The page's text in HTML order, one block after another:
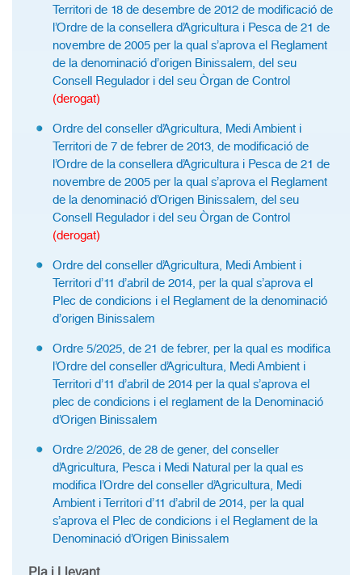
Territori de 18 de desembre de 2012 de modificació de
l’Ordre de la consellera d’Agricultura i Pesca de 21 de
novembre de 2005 per la qual s’aprova el Reglament
de la denominació d’origen Binissalem, del seu
Consell Regulador i del seu Òrgan de Control
(derogat)
Ordre del conseller d’Agricultura, Medi Ambient i
Territori de 7 de febrer de 2013, de modificació de
l’Ordre de la consellera d’Agricultura i Pesca de 21 de
novembre de 2005 per la qual s’aprova el Reglament
de la denominació d’Origen Binissalem, del seu
Consell Regulador i del seu Òrgan de Control
(derogat)
Ordre del conseller d’Agricultura, Medi Ambient i
Territori d’11 d’abril de 2014, per la qual s’aprova el
Plec de condicions i el Reglament de la denominació
d’origen Binissalem
Ordre 5/2025, de 21 de febrer, per la qual es modifica
l’Ordre del conseller d’Agricultura, Medi Ambient i
Territori d’11 d’abril de 2014 per la qual s’aprova el
plec de condicions i el reglament de la Denominació
d’Origen Binissalem
Ordre 2/2026, de 28 de gener, del conseller
d’Agricultura, Pesca i Medi Natural per la qual es
modifica l’Ordre del conseller d’Agricultura, Medi
Ambient i Territori d’11 d’abril de 2014, per la qual
s’aprova el Plec de condicions i el Reglament de la
Denominació d’Origen Binissalem